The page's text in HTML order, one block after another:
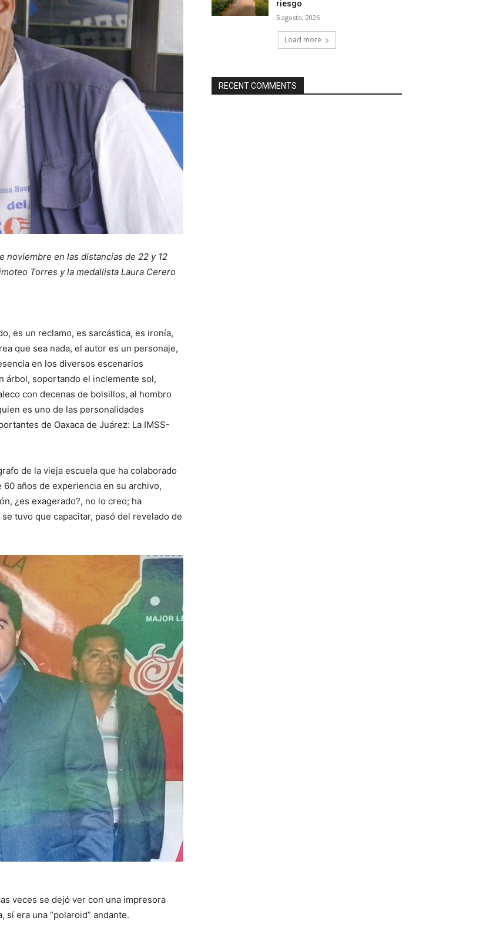
noviembre en las distancias de 22 y 12
Torres y la medallista Laura Cerero
es un reclamo, es sarcástica, es ironía,
que sea nada, el autor es un personaje,
en los diversos escenarios
árbol, soportando el inclemente sol,
con decenas de bolsillos, al hombro
es uno de las personalidades
de Oaxaca de Juárez: La IMSS-
de la vieja escuela que ha colaborado
años de experiencia en su archivo,
¿es exagerado?, no lo creo; ha
tuvo que capacitar, pasó del revelado de
veces se dejó ver con una impresora
era una “polaroid” andante.
riesgo
5 agosto, 2026
Load more
RECENT COMMENTS